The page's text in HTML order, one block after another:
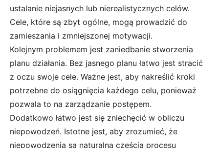
ustalanie niejasnych lub nierealistycznych celów.
Cele, które są zbyt ogólne, mogą prowadzić do
zamieszania i zmniejszonej motywacji.
Kolejnym problemem jest zaniedbanie stworzenia
planu działania. Bez jasnego planu łatwo jest stracić
z oczu swoje cele. Ważne jest, aby nakreślić kroki
potrzebne do osiągnięcia każdego celu, ponieważ
pozwala to na zarządzanie postępem.
Dodatkowo łatwo jest się zniechęcić w obliczu
niepowodzeń. Istotne jest, aby zrozumieć, że
niepowodzenia są naturalną częścią procesu